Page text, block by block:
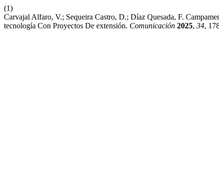
(1)
Carvajal Alfaro, V.; Sequeira Castro, D.; Díaz Quesada, F.
tecnología Con Proyectos De extensión. Comunicación 2025, 34,